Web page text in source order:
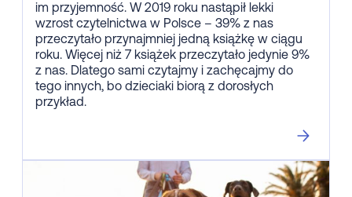
im przyjemność. W 2019 roku nastąpił lekki
wzrost czytelnictwa w Polsce – 39% z nas
przeczytało przynajmniej jedną książkę w ciągu
roku. Więcej niż 7 książek przeczytało jedynie 9%
z nas. Dlatego sami czytajmy i zachęcajmy do
tego innych, bo dzieciaki biorą z dorosłych
przykład.